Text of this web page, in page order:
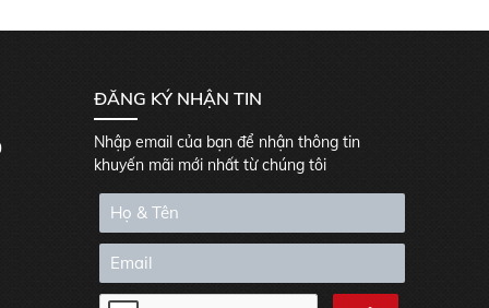
ĐĂNG KÝ NHẬN TIN
Nhập email của bạn để nhận thông tin
khuyến mãi mới nhất từ chúng tôi